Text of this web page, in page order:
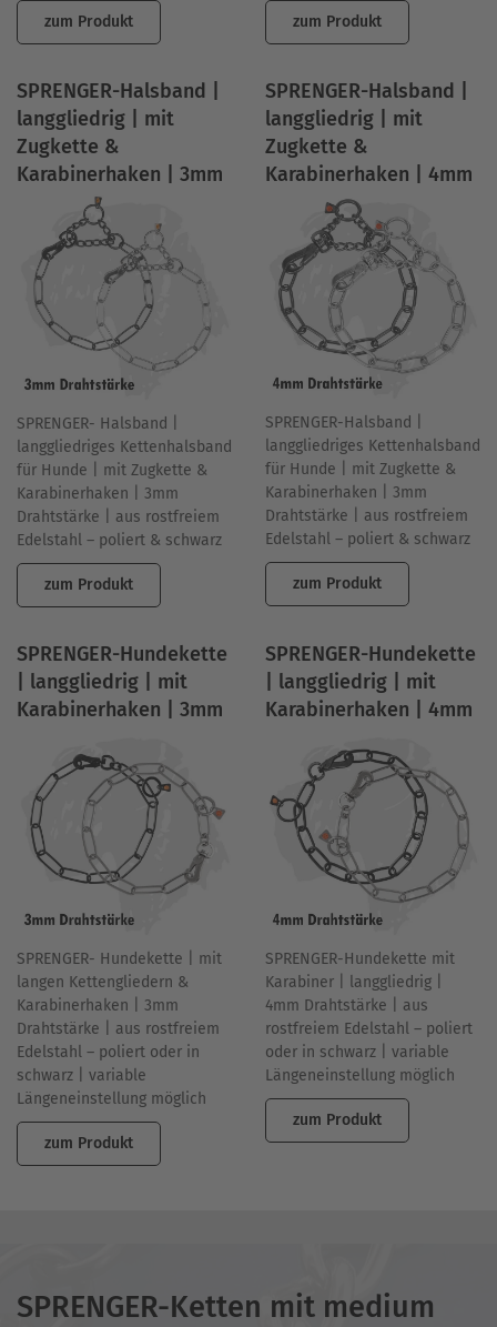
zum Produkt zum Produkt
SPRENGER-Halsband |
langgliedrig | mit
Zugkette &
Karabinerhaken | 3mm
SPRENGER- Halsband |
langgliedriges Kettenhalsband
für Hunde | mit Zugkette &
Karabinerhaken | 3mm
Drahtstärke | aus rostfreiem
Edelstahl – poliert & schwarz
zum Produkt
SPRENGER-Halsband |
langgliedrig | mit
Zugkette &
Karabinerhaken | 4mm
SPRENGER-Halsband |
langgliedriges Kettenhalsband
für Hunde | mit Zugkette &
Karabinerhaken | 3mm
Drahtstärke | aus rostfreiem
Edelstahl – poliert & schwarz
zum Produkt
SPRENGER-Hundekette
| langgliedrig | mit
Karabinerhaken | 3mm
SPRENGER- Hundekette | mit
langen Kettengliedern &
Karabinerhaken | 3mm
Drahtstärke | aus rostfreiem
Edelstahl – poliert oder in
schwarz | variable
Längeneinstellung möglich
zum Produkt
SPRENGER-Hundekette
| langgliedrig | mit
Karabinerhaken | 4mm
SPRENGER-Hundekette mit
Karabiner | langgliedrig |
4mm Drahtstärke | aus
rostfreiem Edelstahl – poliert
oder in schwarz | variable
Längeneinstellung möglich
zum Produkt
SPRENGER-Ketten mit medium